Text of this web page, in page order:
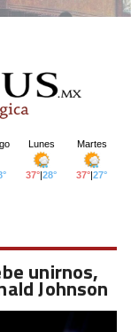
unirnos,
Johnson